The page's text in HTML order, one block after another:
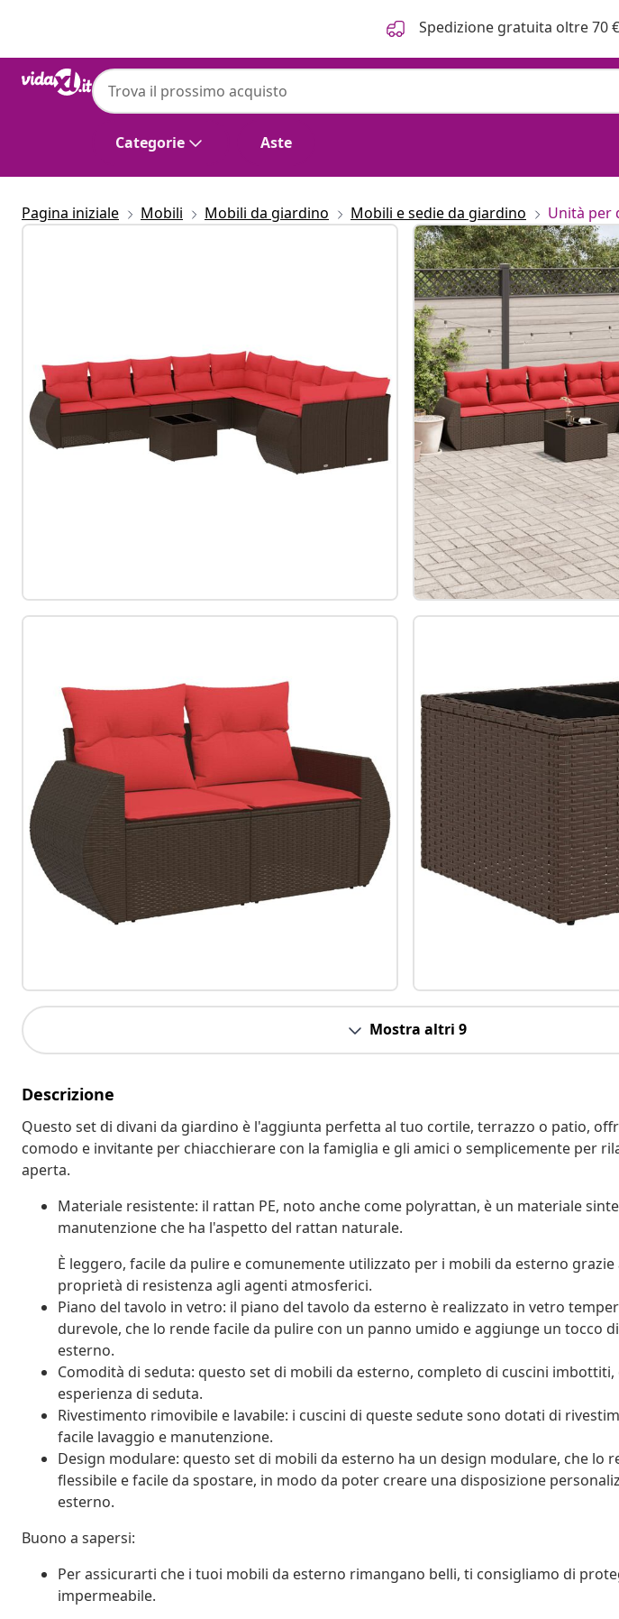
Spedizione gratuita oltre 70 €
Categorie Aste
Pagina iniziale Mobili Mobili da giardino Mobili e sedie da giardino Unità per
Mostra altri 9
Descrizione
Questo set di divani da giardino è l'aggiunta perfetta al tuo cortile, terrazzo o patio,
comodo e invitante per chiacchierare con la famiglia e gli amici o semplicemente per
aperta.
Materiale resistente: il rattan PE, noto anche come polyrattan, è un materiale
manutenzione che ha l'aspetto del rattan naturale.
È leggero, facile da pulire e comunemente utilizzato per i mobili da esterno grazie
proprietà di resistenza agli agenti atmosferici.
Piano del tavolo in vetro: il piano del tavolo da esterno è realizzato in vetro
durevole, che lo rende facile da pulire con un panno umido e aggiunge un tocco
esterno.
Comodità di seduta: questo set di mobili da esterno, completo di cuscini
esperienza di seduta.
Rivestimento rimovibile e lavabile: i cuscini di queste sedute sono dotati di
facile lavaggio e manutenzione.
Design modulare: questo set di mobili da esterno ha un design modulare, che lo
flessibile e facile da spostare, in modo da poter creare una disposizione
esterno.
Buono a sapersi:
Per assicurarti che i tuoi mobili da esterno rimangano belli, ti consigliamo di
impermeabile.